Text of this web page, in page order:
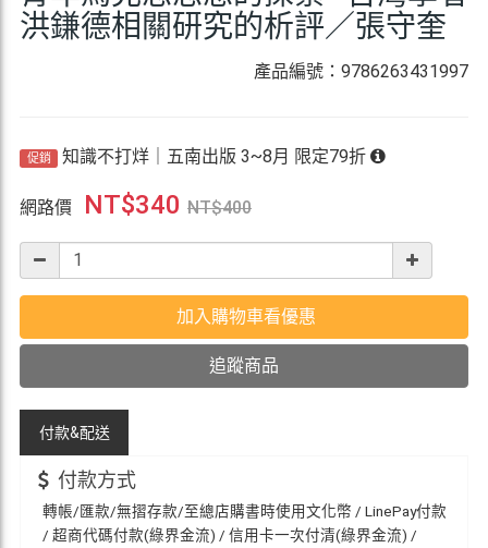
洪鎌德相關研究的析評／張守奎
產品編號：9786263431997
促銷 知識不打烊｜五南出版 3~8月 限定79折
網路價 NT$340 NT$400
加入購物車看優惠
追蹤商品
付款&配送
付款方式
轉帳/匯款/無摺存款/至總店購書時使用文化幣 / LinePay付款
/ 超商代碼付款(綠界金流) / 信用卡一次付清(綠界金流) /